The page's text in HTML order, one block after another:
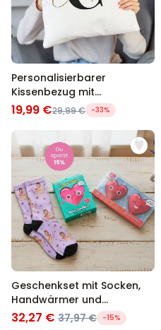
Personalisierbarer
Kissenbezug mit
Monogramm
19,99 €29,99 € -33%
Geschenkset mit Socken,
Handwärmer und
Badekonfetti
32,27 € 37,97 € -15%